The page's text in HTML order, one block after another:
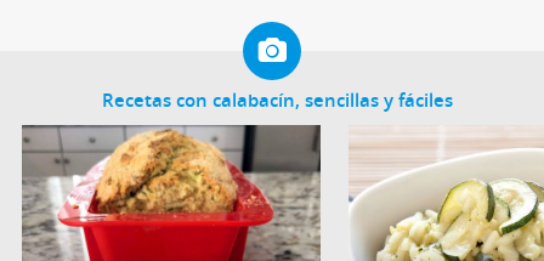
Recetas con calabacín, sencillas y fáciles